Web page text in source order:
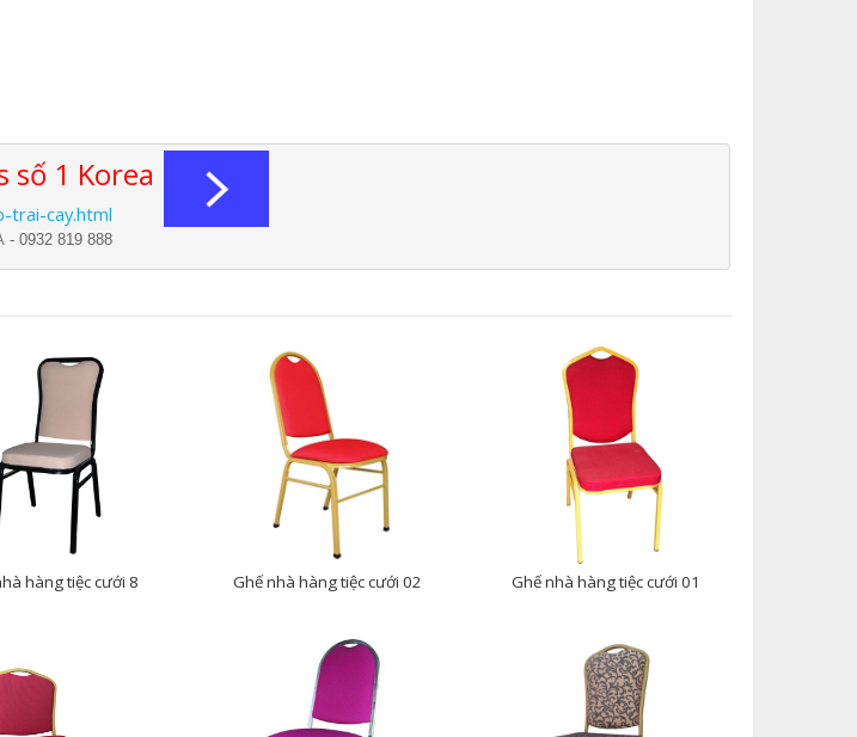
số 1 Korea
trai-cay.html
- 0932 819 888
hàng tiệc cưới 8 Ghế nhà hàng tiệc cưới 02 Ghế nhà hàng tiệc cưới 01